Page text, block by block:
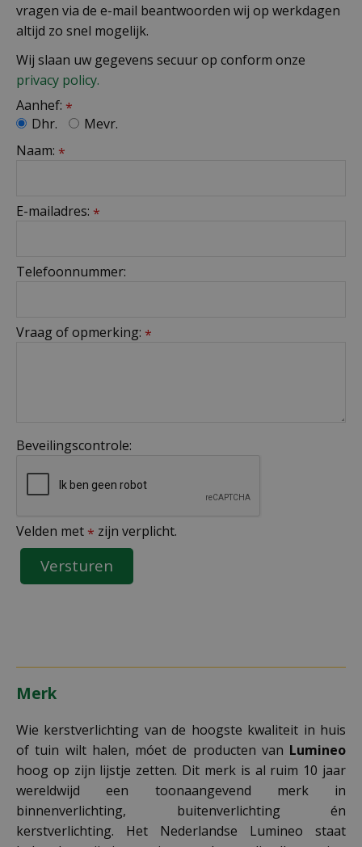
vragen via de e-mail beantwoorden wij op werkdagen
altijd zo snel mogelijk.
Wij slaan uw gegevens secuur op conform onze
privacy policy.
Aanhef: *
Dhr.
Mevr.
Naam: *
E-mailadres: *
Telefoonnummer:
Vraag of opmerking: *
Beveilingscontrole:
Velden met * zijn verplicht.
Merk
Wie kerstverlichting van de hoogste kwaliteit in huis
of tuin wilt halen, móet de producten van Lumineo
hoog op zijn lijstje zetten. Dit merk is al ruim 10 jaar
wereldwijd een toonaangevend merk in
binnenverlichting, buitenverlichting én
kerstverlichting. Het Nederlandse Lumineo staat